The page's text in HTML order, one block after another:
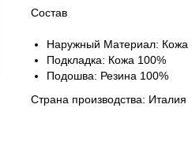
Состав
Наружный Материал: Кожа
Подкладка: Кожа 100%
Подошва: Резина 100%
Страна производства: Италия